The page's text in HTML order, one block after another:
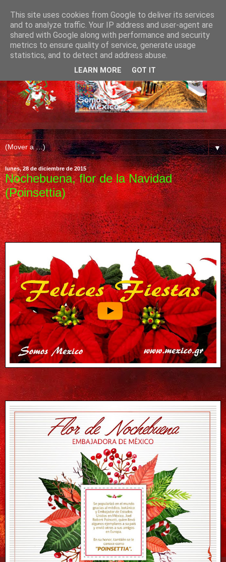
▼
lunes, 28 de diciembre de 2015
Nochebuena, flor de la Navidad
(Poinsettia)
This site uses cookies from Google to deliver its services
and to analyze traffic. Your IP address and user-agent are
shared with Google along with performance and security
metrics to ensure quality of service, generate usage
statistics, and to detect and address abuse.
LEARN MORE GOT IT